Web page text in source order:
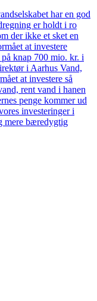
har en god
er holdt i ro
der ikke et sket en
at investere
knap 700 mio. kr. i
i Aarhus Vand,
at investere så
rent vand i hanen
penge kommer ud
investeringer i
mere bæredygtig